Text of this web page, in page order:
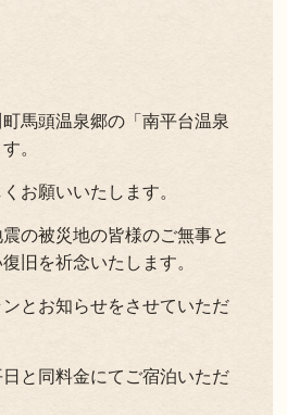
馬頭温泉郷の「南平台温泉
。
お願いいたします。
の被災地の皆様のご無事と
旧を祈念いたします。
とお知らせをさせていただ
と同料金にてご宿泊いただ